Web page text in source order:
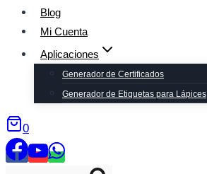
Blog
Mi Cuenta
Aplicaciones
Generador de Certificados
Generador de Etiquetas para Lápices
0